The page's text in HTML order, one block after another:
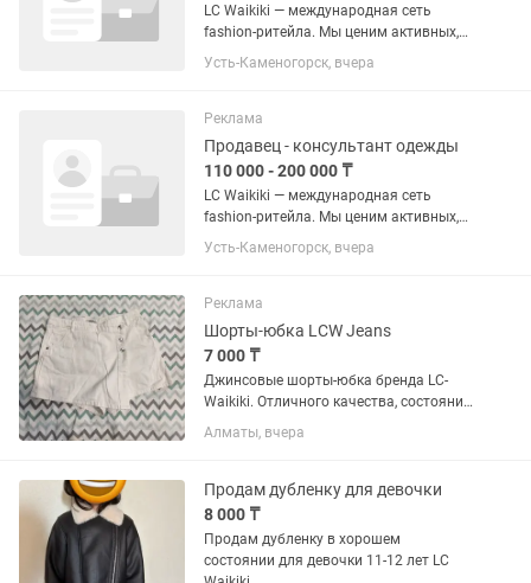
LC Waikiki — международная сеть
fashion-ритейла. Мы ценим активных,
внимательных и дружелюбных
сотрудников, которые любят моду и
Приглашаем в команду...
Усть-Каменогорск, вчера
Реклама
Продавец - консультант одежды
110 000 - 200 000 ₸
LC Waikiki — международная сеть
fashion-ритейла. Мы ценим активных,
внимательных и дружелюбных
сотрудников, которые любят моду и
Приглашаем в команду...
Усть-Каменогорск, вчера
Реклама
Шорты-юбка LCW Jeans
7 000 ₸
Джинсовые шорты-юбка бренда LC-
Waikiki. Отличного качества, состояние
новое. Не пришлось ни разу надеть в
связи с родами и затем похудением.
деликатном режиме...
Алматы, вчера
Продам дубленку для девочки
8 000 ₸
Продам дубленку в хорошем
состоянии для девочки 11-12 лет LC